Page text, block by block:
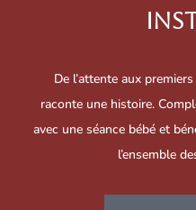
De l’attente aux
raconte une histoire.
avec une séance bébé et
l’ensemble